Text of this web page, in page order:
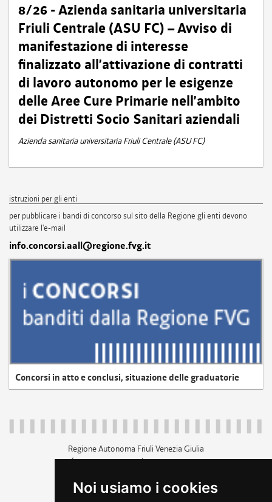
Noi usiamo i cookies
8/26 - Azienda sanitaria universitaria
Friuli Centrale (ASU FC) – Avviso di
manifestazione di interesse
finalizzato all’attivazione di contratti
di lavoro autonomo per le esigenze
delle Aree Cure Primarie nell’ambito
dei Distretti Socio Sanitari aziendali
Azienda sanitaria universitaria Friuli Centrale (ASU FC)
istruzioni per gli enti
per pubblicare i bandi di concorso sul sito della Regione gli enti devono
utilizzare l'e-mail
info.concorsi.aall@regione.fvg.it
Concorsi in atto e conclusi, situazione delle graduatorie
Regione Autonoma Friuli Venezia Giulia
c.f. 80014930327; p.iva 00526040324
+39 040 3771111